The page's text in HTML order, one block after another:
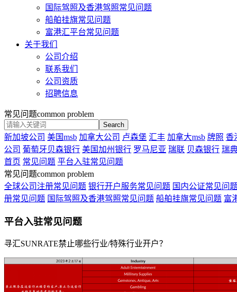
国际驾照及香港驾照常见问题
船舶挂旗常见问题
富港汇平台常见问题
关于我们
公司介绍
联系我们
公司资质
招聘信息
常见问题common problem
Search
新加坡公司 美国msb 加拿大公司 卢森堡 汇丰 加拿大msb 牌照 香
公司 葡萄牙贝森银行 美国加州银行 罗马尼亚 瑞联 贝森银行 瑞
首页 常见问题 平台入驻常见问题
常见问题common problem
全球公司注册常见问题 银行开户服务常见问题 国内公证常见问题
册常见问题 国际驾照及香港驾照常见问题 船舶挂旗常见问题 富
平台入驻常见问题
寻汇SUNRATE禁止哪些行业/特殊行业开户？